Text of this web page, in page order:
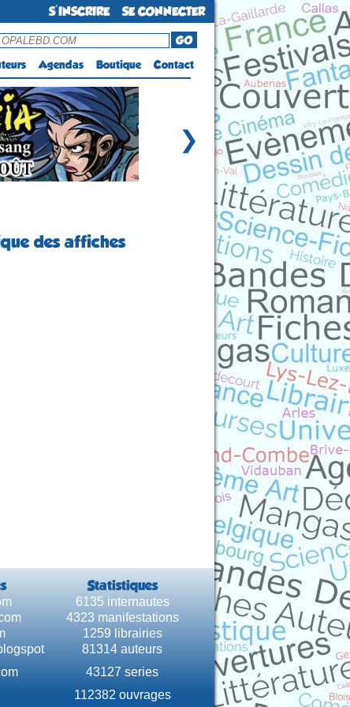
S'INSCRIRE
SE CONNECTER
GO
Agendas Boutique Contact
❯
des affiches
Statistiques
6135 internautes
4323 manifestations
1259 librairies
81314 auteurs
43127 series
112382 ouvrages